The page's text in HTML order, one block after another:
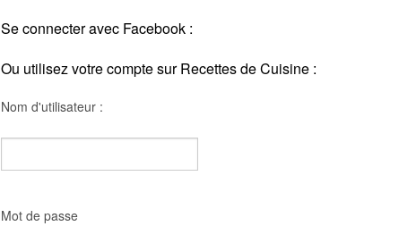
Se connecter avec Facebook :
Ou utilisez votre compte sur Recettes de Cuisine :
Nom d'utilisateur :
Mot de passe